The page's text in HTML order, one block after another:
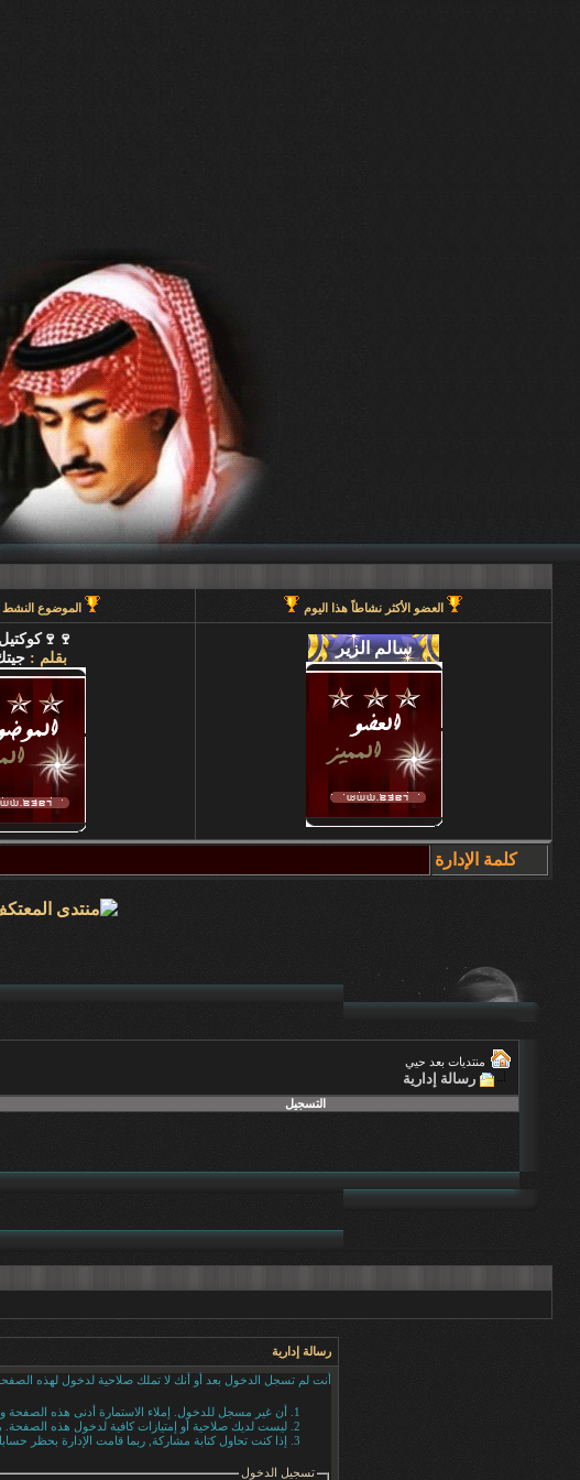
العضو الأكثر نشاطاً هذا اليوم الموضوع النشط
بقلم :
كلمة الإدارة
منتديات بعد حيي
رسالة إدارية
التسجيل
رسالة إدارية
أنت لم تسجل الدخول بعد أو أنك لا تملك صلاحية لدخول لهذه
أن غير مسجل للدخول. إملاء الاستمارة أدنى هذه الصفحة
ليست لديك صلاحية أو إمتيازات كافية لدخول هذه
إذا كنت تحاول كتابة مشاركة, ربما قامت الإدارة بحظر
تسجيل الدخول